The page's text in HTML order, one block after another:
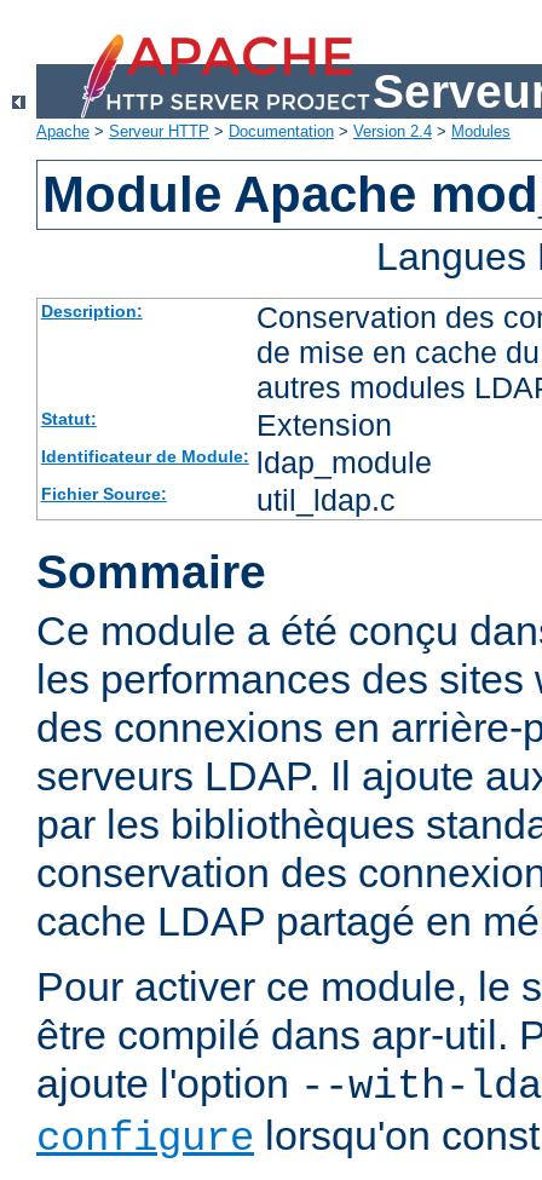
Apache > Serveur HTTP > Documentation > Version 2.4 > Modules
Module Apache
Description:
Conservation des
de mise en cache
autres modules
Statut: Extension
Identificateur de Module: ldap_module
Fichier Source: util_ldap.c
Sommaire
Ce module a été conçu
les performances des
des connexions en arrière-
serveurs LDAP. Il ajoute
par les bibliothèques
conservation des
cache LDAP partagé en
Pour activer ce module, le
être compilé dans apr-util.
ajoute l'option --with-
configure lorsqu'on